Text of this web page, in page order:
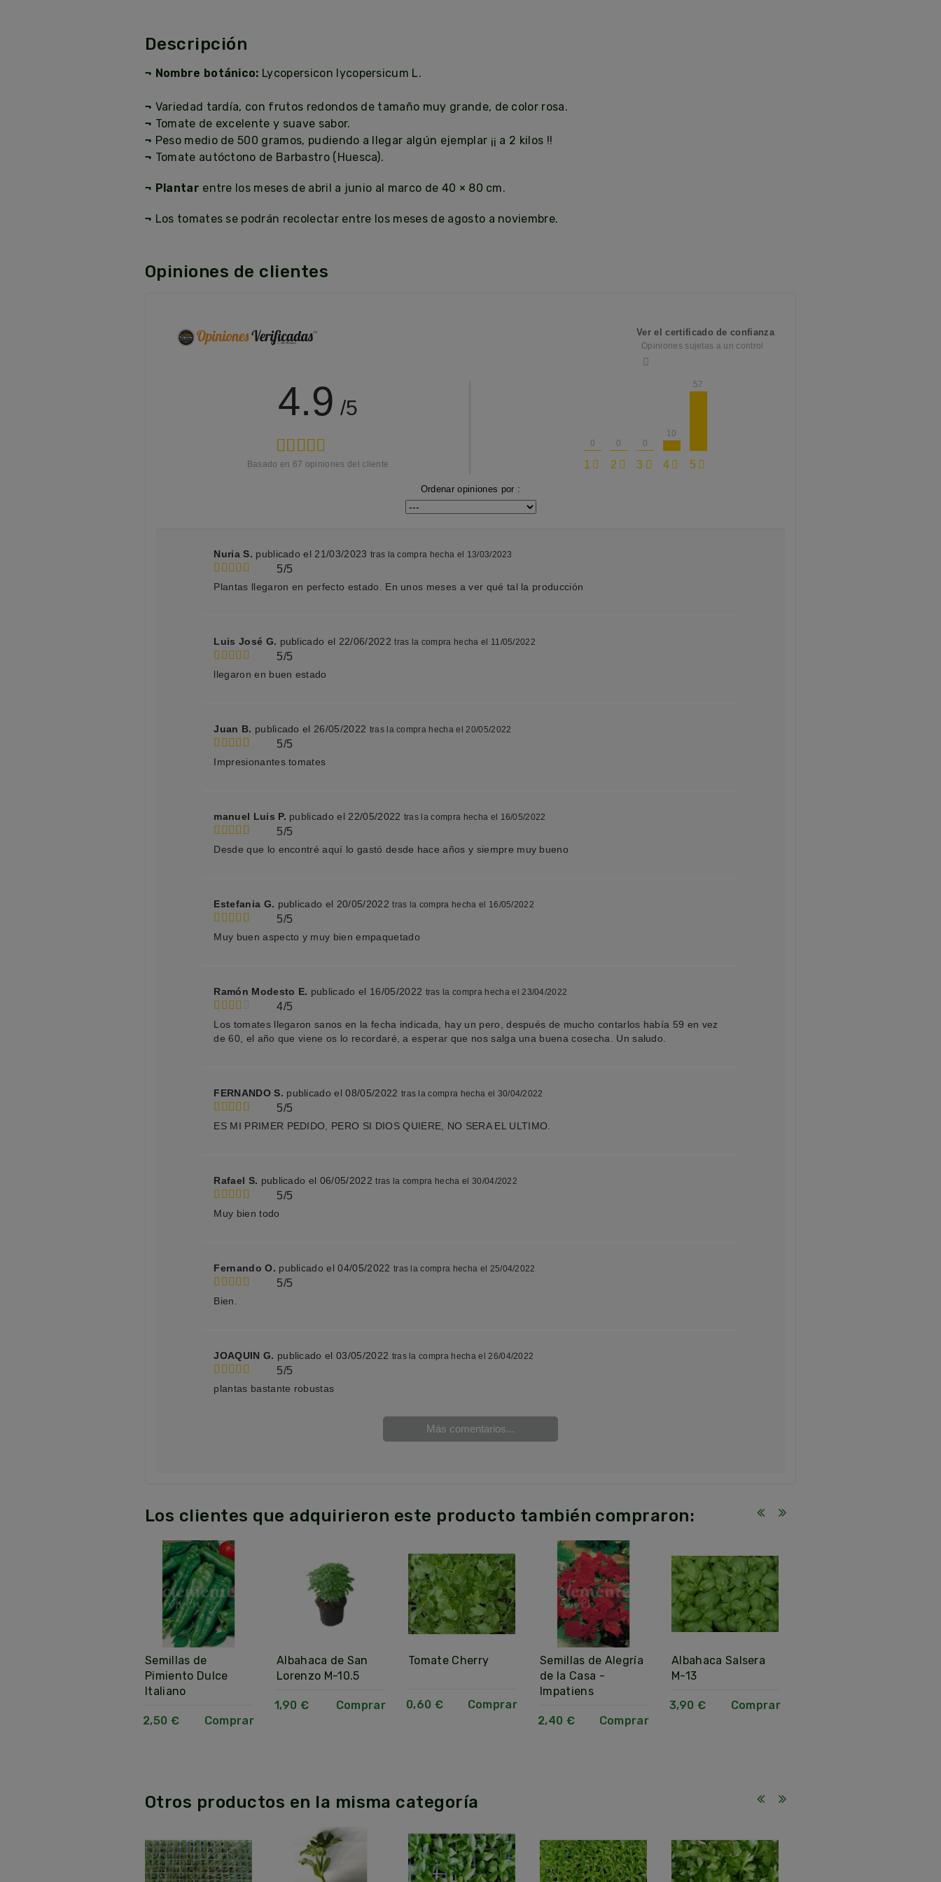
Descripción
¬ Nombre botánico: Lycopersicon lycopersicum L.
¬ Variedad tardía, con frutos redondos de tamaño muy grande, de color rosa.
¬ Tomate de excelente y suave sabor.
¬ Peso medio de 500 gramos, pudiendo a llegar algún ejemplar ¡¡ a 2 kilos !!
¬ Tomate autóctono de Barbastro (Huesca).
¬ Plantar entre los meses de abril a junio al marco de 40 × 80 cm.
¬ Los tomates se podrán recolectar entre los meses de agosto a noviembre.
Opiniones de clientes
Ver el certificado de confianza
Opiniones sujetas a un control
4.9 /5
Basado en 67 opiniones del cliente 1
0
2
0
3
0
4
10
5
57
Ordenar opiniones por :
Nuria S. publicado el 21/03/2023 tras la compra hecha el 13/03/2023
5/5
Plantas llegaron en perfecto estado. En unos meses a ver qué tal la producción
Luis José G. publicado el 22/06/2022 tras la compra hecha el 11/05/2022
5/5
llegaron en buen estado
Juan B. publicado el 26/05/2022 tras la compra hecha el 20/05/2022
5/5
Impresionantes tomates
manuel Luis P. publicado el 22/05/2022 tras la compra hecha el 16/05/2022
5/5
Desde que lo encontré aquí lo gastó desde hace años y siempre muy bueno
Estefania G. publicado el 20/05/2022 tras la compra hecha el 16/05/2022
5/5
Muy buen aspecto y muy bien empaquetado
Ramón Modesto E. publicado el 16/05/2022 tras la compra hecha el 23/04/2022
4/5
Los tomates llegaron sanos en la fecha indicada, hay un pero, después de mucho contarlos había 59 en vez
de 60, el año que viene os lo recordaré, a esperar que nos salga una buena cosecha. Un saludo.
FERNANDO S. publicado el 08/05/2022 tras la compra hecha el 30/04/2022
5/5
ES MI PRIMER PEDIDO, PERO SI DIOS QUIERE, NO SERA EL ULTIMO.
Rafael S. publicado el 06/05/2022 tras la compra hecha el 30/04/2022
5/5
Muy bien todo
Fernando O. publicado el 04/05/2022 tras la compra hecha el 25/04/2022
5/5
Bien.
JOAQUIN G. publicado el 03/05/2022 tras la compra hecha el 26/04/2022
5/5
plantas bastante robustas
Más comentarios...
Los clientes que adquirieron este producto también compraron:
Semillas de
Pimiento Dulce
Italiano
2,50 € Comprar
Albahaca de San
Lorenzo M-10.5
1,90 € Comprar
Tomate Cherry
0,60 € Comprar
Semillas de Alegría
de la Casa -
Impatiens
2,40 € Comprar
Albahaca Salsera
M-13
3,90 € Comprar
Otros productos en la misma categoría